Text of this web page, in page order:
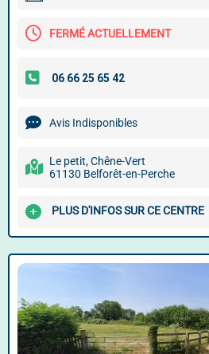
FERMÉ ACTUELLEMENT
Avis Indisponibles
Le petit, Chêne-Vert
61130 Belforêt-en-Perche
PLUS D'INFOS SUR CE CENTRE